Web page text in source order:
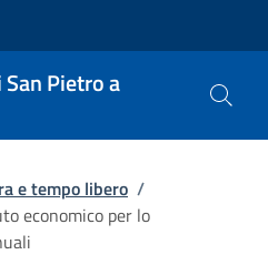
Pietro a
e tempo libero /
economico per lo